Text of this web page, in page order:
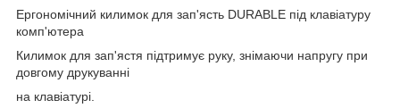
Ергономічний килимок для зап'ясть DURABLE під клавіатуру
комп'ютера
Килимок для зап'ястя підтримує руку, знімаючи напругу при
довгому друкуванні
на клавіатурі.